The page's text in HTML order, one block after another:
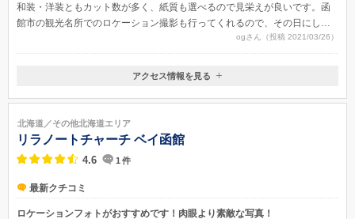
和装・洋装ともカット数が多く、紙質も選べるので見栄えが良いです。函
館市の観光名所でのロケーション撮影も行ってくれるので、その日にしか
ogさん（投稿 2021/03/26）
北海道函館市宝来町10-13
アクセス情報を見る
北海道／その他北海道エリア
リラノートチャーチ ベイ函館
4.6 1 件
最新クチコミ
ロケーションフォトがおすすめです！肉眼より素敵な写真！